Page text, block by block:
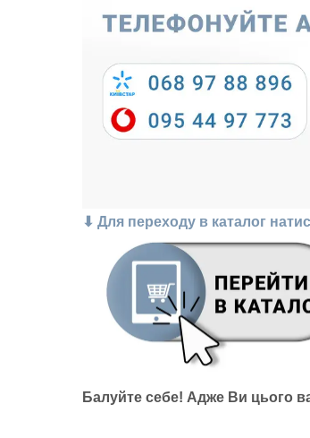
⬇ Для переходу в каталог
Балуйте себе! Адже Ви цього